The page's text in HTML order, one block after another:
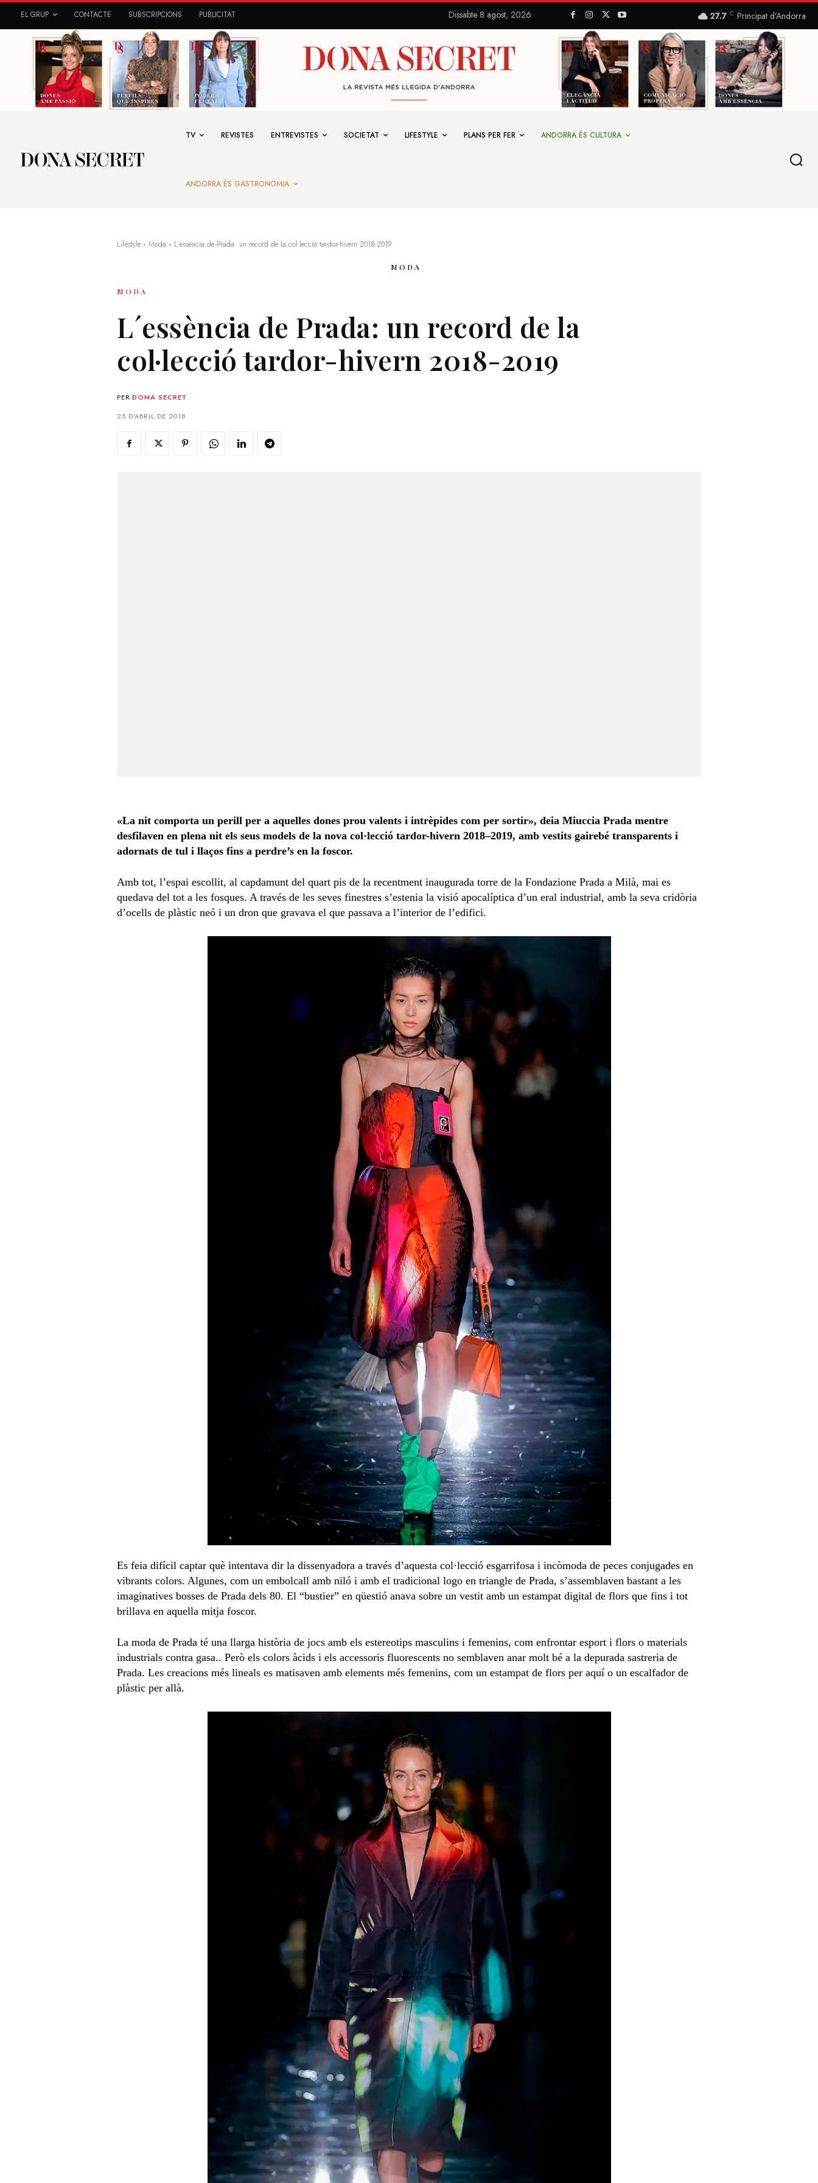
EL GRUP CONTACTE SUBSCRIPCIONS PUBLICITAT Dissabte 8 agost, 2026 27.7 C Principat d’Andorra
TV REVISTES ENTREVISTES SOCIETAT LIFESTYLE PLANS PER FER ANDORRA ÉS CULTURA
ANDORRA ÉS GASTRONOMIA
Lifestyle Moda L´essència de Prada: un record de la col·lecció tardor-hivern 2018-2019
MODA
MODA
L´essència de Prada: un record de la
col·lecció tardor-hivern 2018-2019
PER DONA SECRET
25 D'ABRIL DE 2018
«La nit comporta un perill per a aquelles dones prou valents i intrèpides com per sortir», deia Miuccia Prada mentre
desfilaven en plena nit els seus models de la nova col·lecció tardor-hivern 2018–2019, amb vestits gairebé transparents i
adornats de tul i llaços fins a perdre’s en la foscor.
Amb tot, l’espai escollit, al capdamunt del quart pis de la recentment inaugurada torre de la Fondazione Prada a Milà, mai es
quedava del tot a les fosques. A través de les seves finestres s’estenia la visió apocalíptica d’un eral industrial, amb la seva cridòria
d’ocells de plàstic neó i un dron que gravava el que passava a l’interior de l’edifici.
Es feia difícil captar què intentava dir la dissenyadora a través d’aquesta col·lecció esgarrifosa i incòmoda de peces conjugades en
vibrants colors. Algunes, com un embolcall amb niló i amb el tradicional logo en triangle de Prada, s’assemblaven bastant a les
imaginatives bosses de Prada dels 80. El “bustier” en qüestió anava sobre un vestit amb un estampat digital de flors que fins i tot
brillava en aquella mitja foscor.
La moda de Prada té una llarga història de jocs amb els estereotips masculins i femenins, com enfrontar esport i flors o materials
industrials contra gasa.. Però els colors àcids i els accessoris fluorescents no semblaven anar molt bé a la depurada sastreria de
Prada. Les creacions més lineals es matisaven amb elements més femenins, com un estampat de flors per aquí o un escalfador de
plàstic per allà.